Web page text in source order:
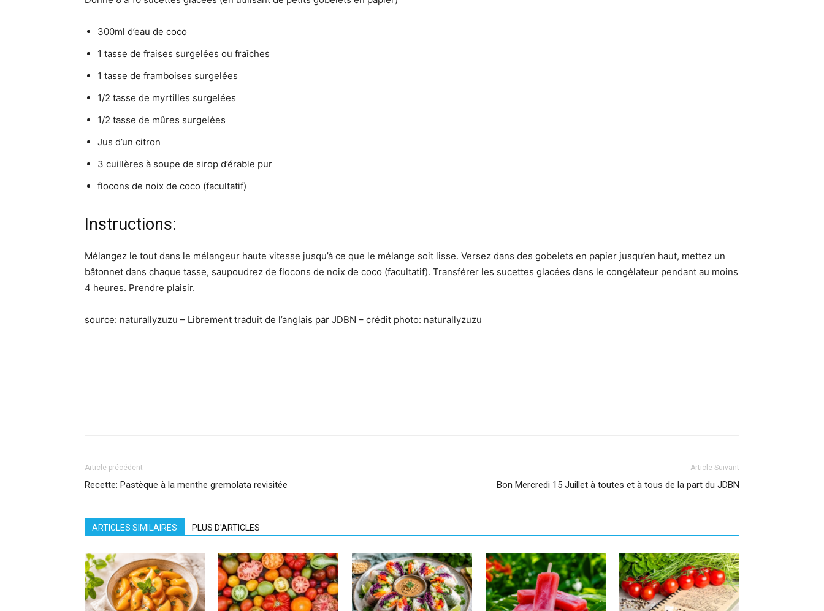
300ml d’eau de coco
1 tasse de fraises surgelées ou fraîches
1 tasse de framboises surgelées
1/2 tasse de myrtilles surgelées
1/2 tasse de mûres surgelées
Jus d’un citron
3 cuillères à soupe de sirop d’érable pur
flocons de noix de coco (facultatif)
Instructions:
Mélangez le tout dans le mélangeur haute vitesse jusqu’à ce que le mélange soit lisse. Versez dans des gobelets en papier jusqu’en haut, mettez un
bâtonnet dans chaque tasse, saupoudrez de flocons de noix de coco (facultatif). Transférer les sucettes glacées dans le congélateur pendant au moins
4 heures. Prendre plaisir.
source: naturallyzuzu – Librement traduit de l’anglais par JDBN – crédit photo: naturallyzuzu
Article précédent
Recette: Pastèque à la menthe gremolata revisitée
Article Suivant
Bon Mercredi 15 Juillet à toutes et à tous de la part du JDBN
ARTICLES SIMILAIRES PLUS D'ARTICLES